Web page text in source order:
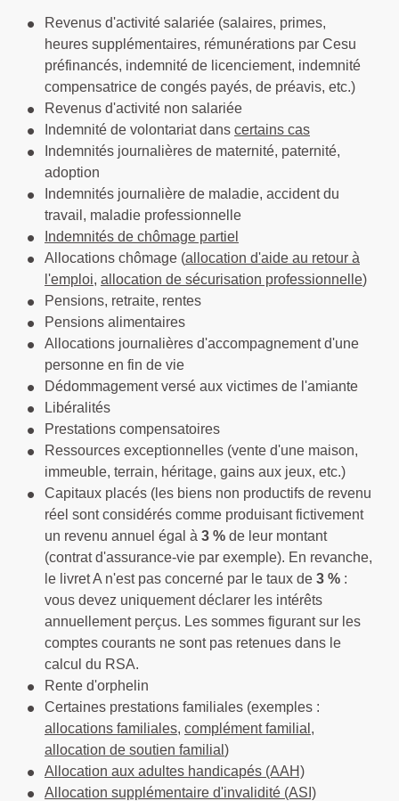
Revenus d'activité salariée (salaires, primes,
heures supplémentaires, rémunérations par Cesu
préfinancés, indemnité de licenciement, indemnité
compensatrice de congés payés, de préavis, etc.)
Revenus d'activité non salariée
Indemnité de volontariat dans certains cas
Indemnités journalières de maternité, paternité,
adoption
Indemnités journalière de maladie, accident du
travail, maladie professionnelle
Indemnités de chômage partiel
Allocations chômage (allocation d'aide au retour à
l'emploi, allocation de sécurisation professionnelle)
Pensions, retraite, rentes
Pensions alimentaires
Allocations journalières d'accompagnement d'une
personne en fin de vie
Dédommagement versé aux victimes de l'amiante
Libéralités
Prestations compensatoires
Ressources exceptionnelles (vente d'une maison,
immeuble, terrain, héritage, gains aux jeux, etc.)
Capitaux placés (les biens non productifs de revenu
réel sont considérés comme produisant fictivement
un revenu annuel égal à 3 % de leur montant
(contrat d'assurance-vie par exemple). En revanche,
le livret A n'est pas concerné par le taux de 3 % :
vous devez uniquement déclarer les intérêts
annuellement perçus. Les sommes figurant sur les
comptes courants ne sont pas retenues dans le
calcul du RSA.
Rente d'orphelin
Certaines prestations familiales (exemples :
allocations familiales, complément familial ,
allocation de soutien familial )
Allocation aux adultes handicapés (AAH)
Allocation supplémentaire d'invalidité (ASI)